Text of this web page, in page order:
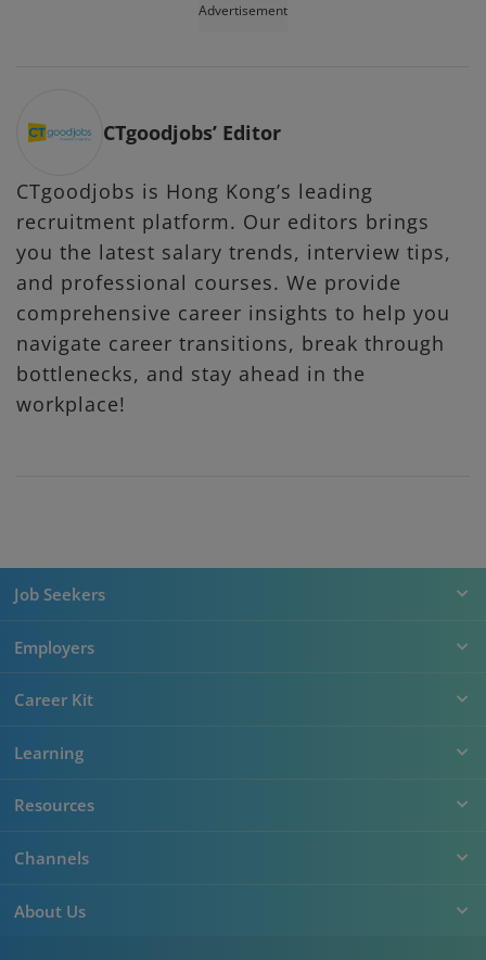
Advertisement
CTgoodjobs’ Editor
CTgoodjobs is Hong Kong’s leading
recruitment platform. Our editors brings
you the latest salary trends, interview tips,
and professional courses. We provide
comprehensive career insights to help you
navigate career transitions, break through
bottlenecks, and stay ahead in the
workplace!
Job Seekers
Employers
Career Kit
Learning
Resources
Channels
About Us